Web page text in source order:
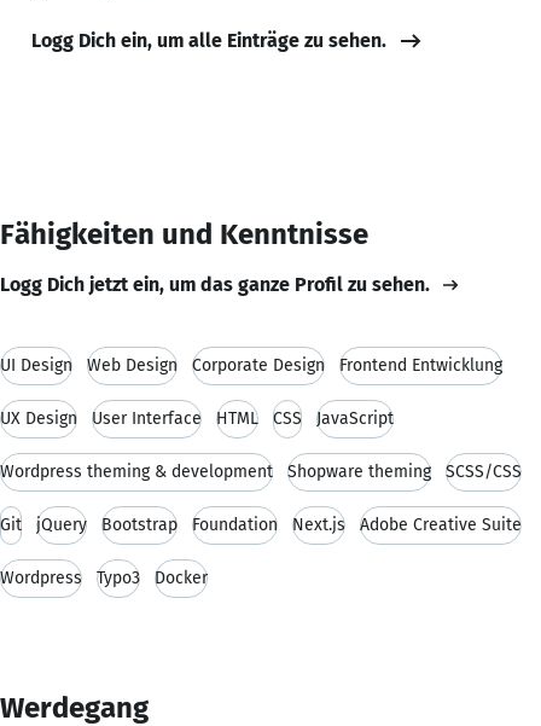
Logg Dich ein, um alle Einträge zu sehen.
Fähigkeiten und Kenntnisse
Logg Dich jetzt ein, um das ganze Profil zu sehen.
UI Design Web Design Corporate Design Frontend Entwicklung
UX Design User Interface HTML CSS JavaScript
Wordpress theming & development Shopware theming SCSS/CSS
Git jQuery Bootstrap Foundation Next.js Adobe Creative Suite
Wordpress Typo3 Docker
Werdegang